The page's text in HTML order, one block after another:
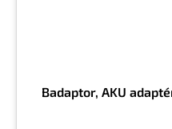
Badaptor, AKU